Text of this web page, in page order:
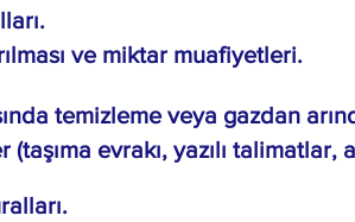
ve miktar muafiyetleri.
temizleme veya gazdan
evrakı, yazılı